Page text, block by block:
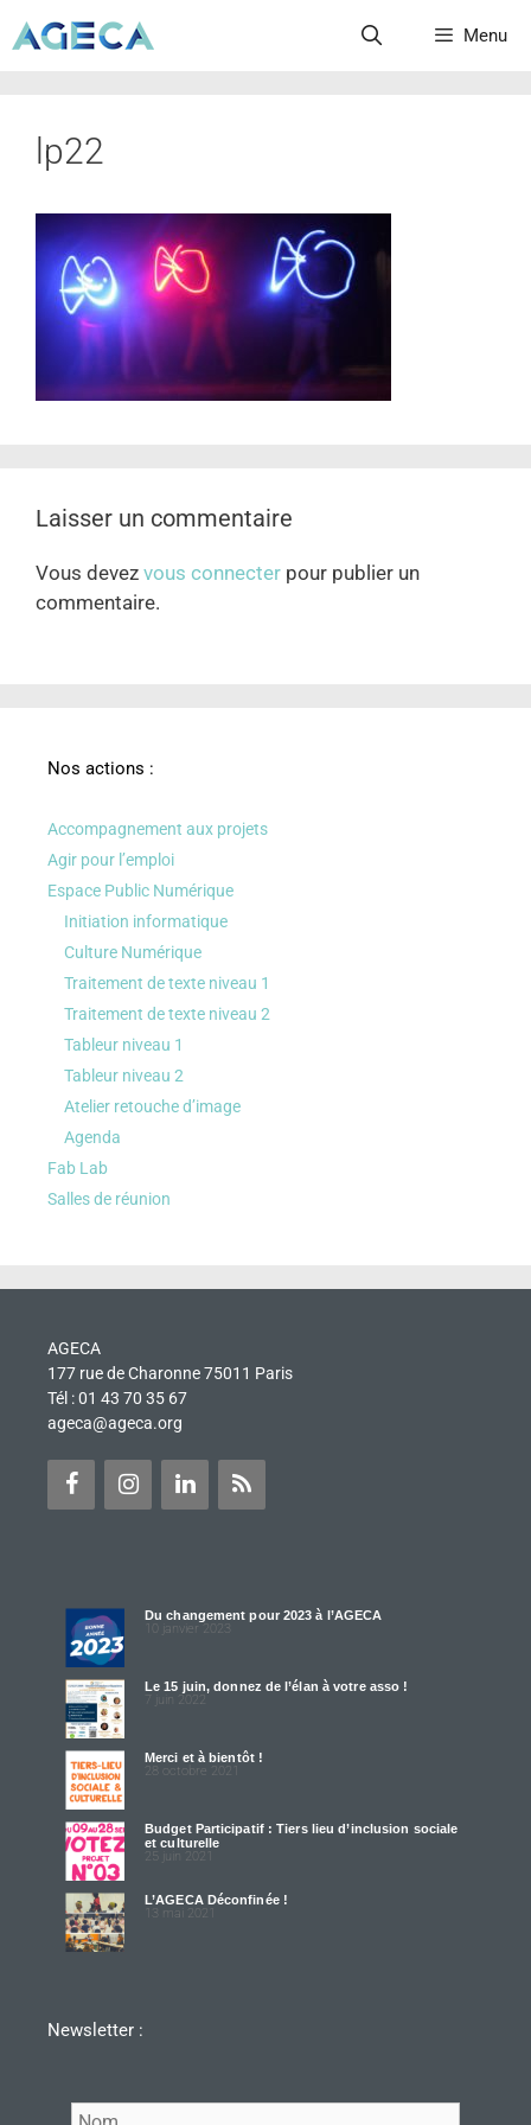
Menu
lp22
Laisser un commentaire
Vous devez vous connecter pour publier un
commentaire.
Nos actions :
Accompagnement aux projets
Agir pour l’emploi
Espace Public Numérique
Initiation informatique
Culture Numérique
Traitement de texte niveau 1
Traitement de texte niveau 2
Tableur niveau 1
Tableur niveau 2
Atelier retouche d’image
Agenda
Fab Lab
Salles de réunion
AGECA
177 rue de Charonne 75011 Paris
Tél : 01 43 70 35 67
ageca@ageca.org
Du changement pour 2023 à l’AGECA
10 janvier 2023
Le 15 juin, donnez de l’élan à votre asso !
7 juin 2022
Merci et à bientôt !
28 octobre 2021
Budget Participatif : Tiers lieu d’inclusion sociale
et culturelle
25 juin 2021
L’AGECA Déconfinée !
13 mai 2021
Newsletter :